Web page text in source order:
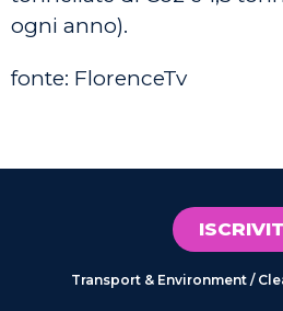
ogni anno).
fonte: FlorenceTv
Transport & Environment /